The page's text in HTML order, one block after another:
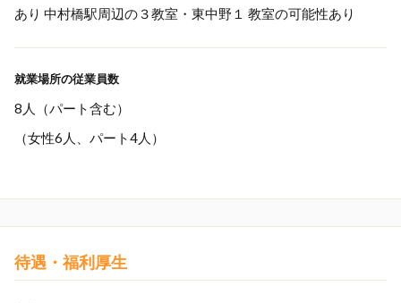
あり 中村橋駅周辺の３教室・東中野１ 教室の可能性あり
就業場所の従業員数
8人（パート含む）
（女性6人、パート4人）
待遇・福利厚生